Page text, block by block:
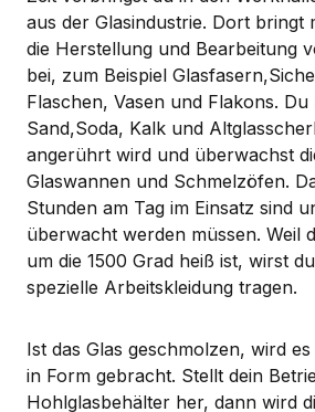
aus der Glasindustrie. Dort bringt
die Herstellung und Bearbeitung
bei, zum Beispiel
Flaschen, Vasen und Flakons.
Sand,Soda, Kalk und
angerührt wird und überwachst
Glaswannen und Schmelzöfen.
Stunden am Tag im Einsatz sind
überwacht werden müssen. Weil
um die 1500 Grad heiß ist, wirst
spezielle Arbeitskleidung tragen.
Ist das Glas geschmolzen, wird
in Form gebracht. Stellt dein
Hohlglasbehälter her, dann wird